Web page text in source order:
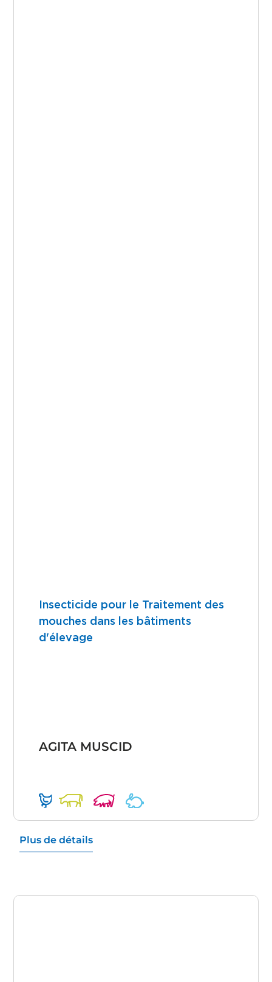
Insecticide pour le Traitement des
mouches dans les bâtiments
d'élevage
AGITA MUSCID
Plus de détails